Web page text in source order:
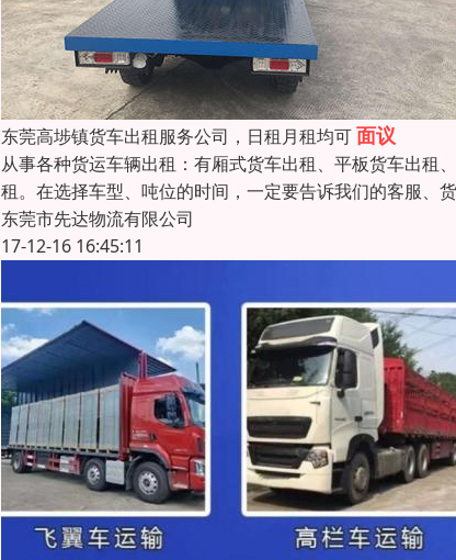
东莞高埗镇货车出租服务公司，日租月租均可面议
从事各种货运车辆出租：有厢式货车出租、平板货车出租
租。在选择车型、吨位的时间，一定要告诉我们的客服、
东莞市先达物流有限公司
17-12-16 16:45:11